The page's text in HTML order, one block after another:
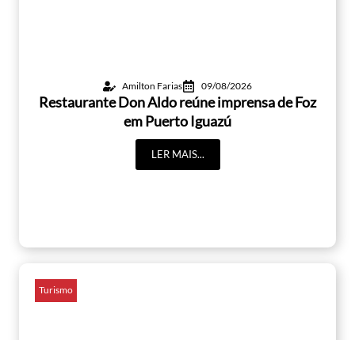
Amilton Farias 09/08/2026
Restaurante Don Aldo reúne imprensa de Foz
em Puerto Iguazú
LER MAIS...
Turismo